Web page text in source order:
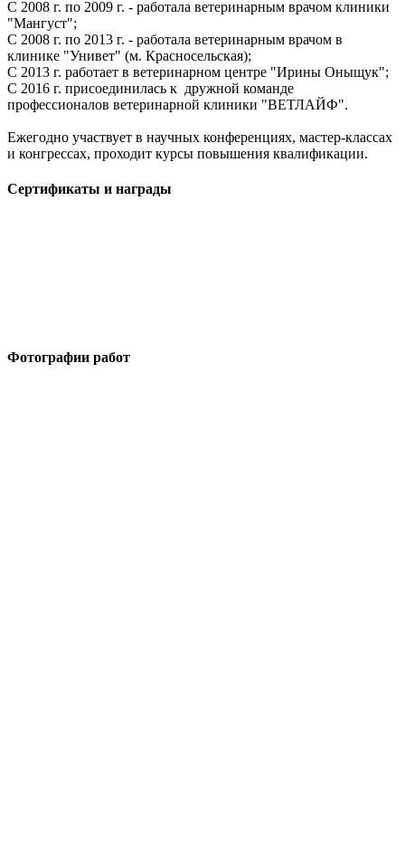
С 2008 г. по 2009 г. - работала ветеринарным врачом клиники
"Мангуст";
С 2008 г. по 2013 г. - работала ветеринарным врачом в
клинике "Унивет" (м. Красносельская);
С 2013 г. работает в ветеринарном центре "Ирины Оныщук";
С 2016 г. присоединилась к дружной команде
профессионалов ветеринарной клиники "ВЕТЛАЙФ".
Ежегодно участвует в научных конференциях, мастер-классах
и конгрессах, проходит курсы повышения квалификации.
Сертификаты и награды
Фотографии работ